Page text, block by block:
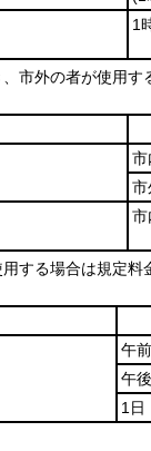
1
市外の者が使用す
市
市
市
する場合は規定料
午前
午後
1日